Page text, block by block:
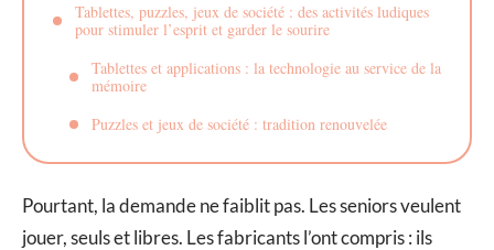
Tablettes, puzzles, jeux de société : des activités ludiques
pour stimuler l’esprit et garder le sourire
Tablettes et applications : la technologie au service de la
mémoire
Puzzles et jeux de société : tradition renouvelée
Pourtant, la demande ne faiblit pas. Les seniors veulent
jouer, seuls et libres. Les fabricants l’ont compris : ils